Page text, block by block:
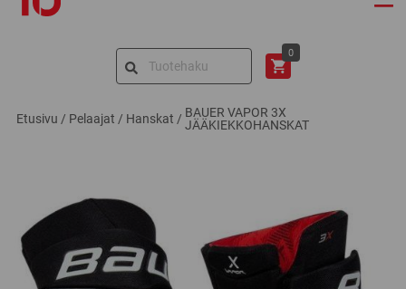
Search
0
Etusivu / Pelaajat / Hanskat / BAUER VAPOR 3X
JÄÄKIEKKOHANSKAT